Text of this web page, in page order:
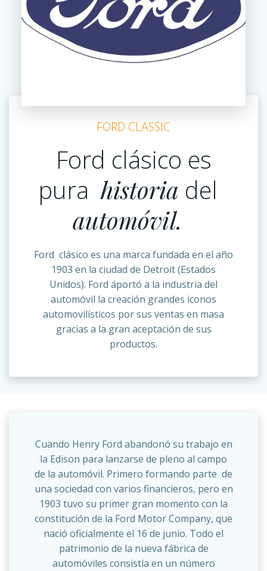
FORD CLASSIC
Ford clásico es
purahistoria del
automóvil.
Ford clásico es una marca fundada en el año
1903 en la ciudad de Detroit (Estados
Unidos). Ford áportó a la industria del
automóvil la creación grandes iconos
automovilísticos por sus ventas en masa
gracias a la gran aceptación de sus
productos.
Cuando Henry Ford abandonó su trabajo en
la Edison para lanzarse de pleno al campo
de la automóvil. Primero formando parte de
una sociedad con varios financieros, pero en
1903 tuvo su primer gran momento con la
constitución de la Ford Motor Company, que
nació oficialmente el 16 de junio. Todo el
patrimonio de la nueva fábrica de
automóviles consistía en un número